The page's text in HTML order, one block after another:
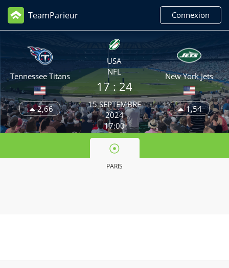
TeamParieur Connexion
Tennessee Titans
2,66
USA
NFL
17 : 24
15 SEPTEMBRE
2024
17:00
New York Jets
1,54
PARIS